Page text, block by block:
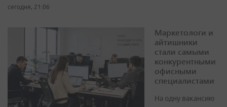
сегодня, 21:06
Маркетологи и
айтишники
стали самыми
конкурентными
офисными
специалистами
На одну вакансию